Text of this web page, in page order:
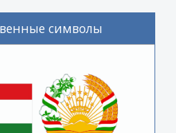
символы